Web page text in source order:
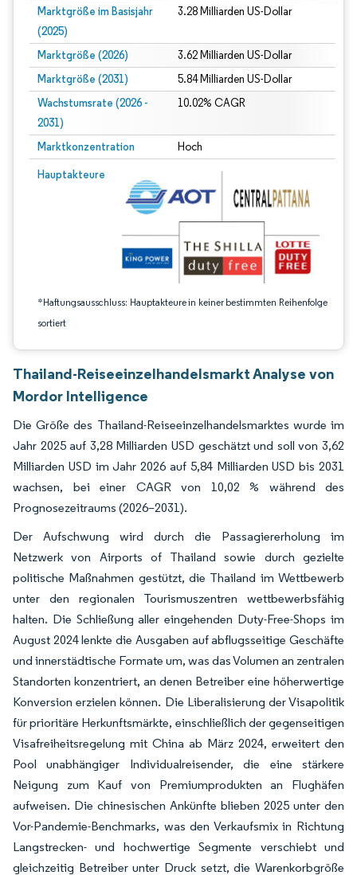
Marktgröße im Basisjahr
(2025)
3.28 Milliarden US-Dollar
Marktgröße (2026) 3.62 Milliarden US-Dollar
Marktgröße (2031) 5.84 Milliarden US-Dollar
Wachstumsrate (2026 -
2031)
10.02% CAGR
Marktkonzentration Hoch
Hauptakteure
*Haftungsausschluss: Hauptakteure in keiner bestimmten Reihenfolge
sortiert
Bild © Mordor Intelligence. Wiederverwendung erfordert Namensnennung
Thailand-Reiseeinzelhandelsmarkt Analyse von
Mordor Intelligence
Die Größe des Thailand-Reiseeinzelhandelsmarktes wurde im
Jahr 2025 auf 3,28 Milliarden USD geschätzt und soll von 3,62
Milliarden USD im Jahr 2026 auf 5,84 Milliarden USD bis 2031
wachsen, bei einer CAGR von 10,02 % während des
Prognosezeitraums (2026–2031).
Der Aufschwung wird durch die Passagiererholung im
Netzwerk von Airports of Thailand sowie durch gezielte
politische Maßnahmen gestützt, die Thailand im Wettbewerb
unter den regionalen Tourismuszentren wettbewerbsfähig
halten. Die Schließung aller eingehenden Duty-Free-Shops im
August 2024 lenkte die Ausgaben auf abflugsseitige Geschäfte
und innerstädtische Formate um, was das Volumen an zentralen
Standorten konzentriert, an denen Betreiber eine höherwertige
Konversion erzielen können. Die Liberalisierung der Visapolitik
für prioritäre Herkunftsmärkte, einschließlich der gegenseitigen
Visafreiheitsregelung mit China ab März 2024, erweitert den
Pool unabhängiger Individualreisender, die eine stärkere
Neigung zum Kauf von Premiumprodukten an Flughäfen
aufweisen. Die chinesischen Ankünfte blieben 2025 unter den
Vor-Pandemie-Benchmarks, was den Verkaufsmix in Richtung
Langstrecken- und hochwertige Segmente verschiebt und
gleichzeitig Betreiber unter Druck setzt, die Warenkorbgröße